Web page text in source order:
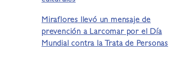
Miraflores llevó un mensaje de
prevención a Larcomar por el Día
Mundial contra la Trata de Personas